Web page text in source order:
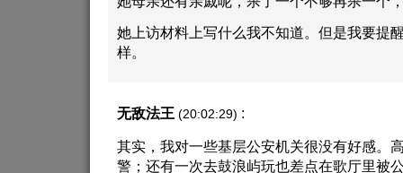
她上访材料上写什么我不知道。但是我要提
样。
无敌法王 (20:02:29) :
其实，我对一些基层公安机关很没有好感。
警；还有一次去鼓浪屿玩也差点在歌厅里被